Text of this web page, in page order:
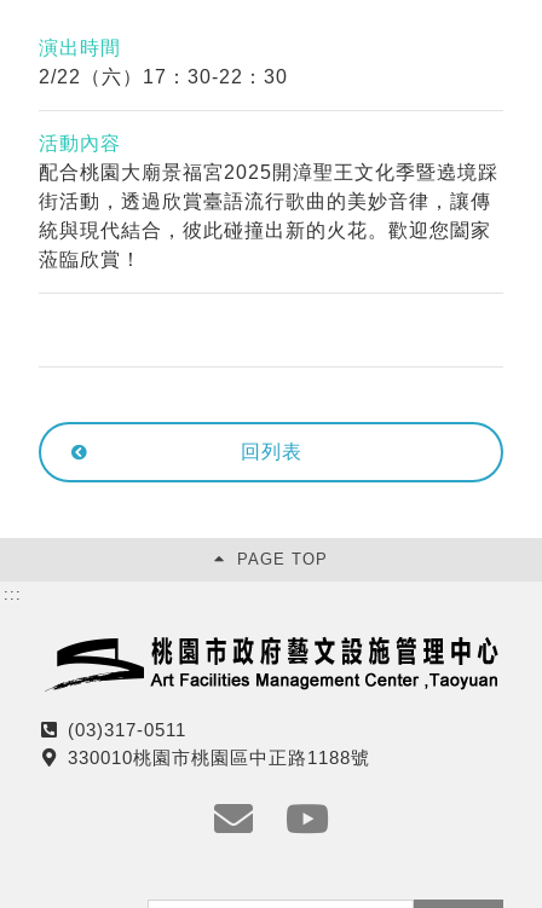
演出時間
2/22（六）17：30-22：30
活動內容
配合桃園大廟景福宮2025開漳聖王文化季暨遶境踩
街活動，透過欣賞臺語流行歌曲的美妙音律，讓傳
統與現代結合，彼此碰撞出新的火花。歡迎您闔家
蒞臨欣賞！
回列表
PAGE TOP
:::
電
話
(03)317-0511
地
330010桃園市桃園區中正路1188號